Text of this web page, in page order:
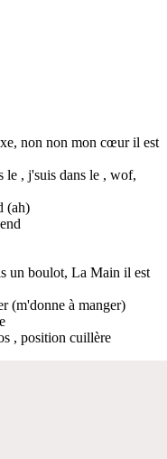
non non mon cœur il est
le , j'suis dans le , wof,
(ah)
un boulot, La Main il est
(m'donne à manger)
, position cuillère